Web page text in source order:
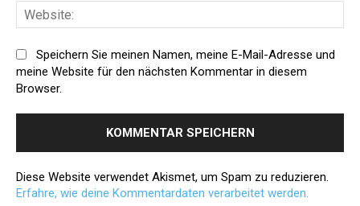
Speichern Sie meinen Namen, meine E-Mail-Adresse und
meine Website für den nächsten Kommentar in diesem
Browser.
Diese Website verwendet Akismet, um Spam zu reduzieren.
Erfahre, wie deine Kommentardaten verarbeitet werden.